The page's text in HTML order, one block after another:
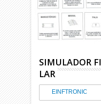
SIMULADOR
LAR
EINFTRONIC